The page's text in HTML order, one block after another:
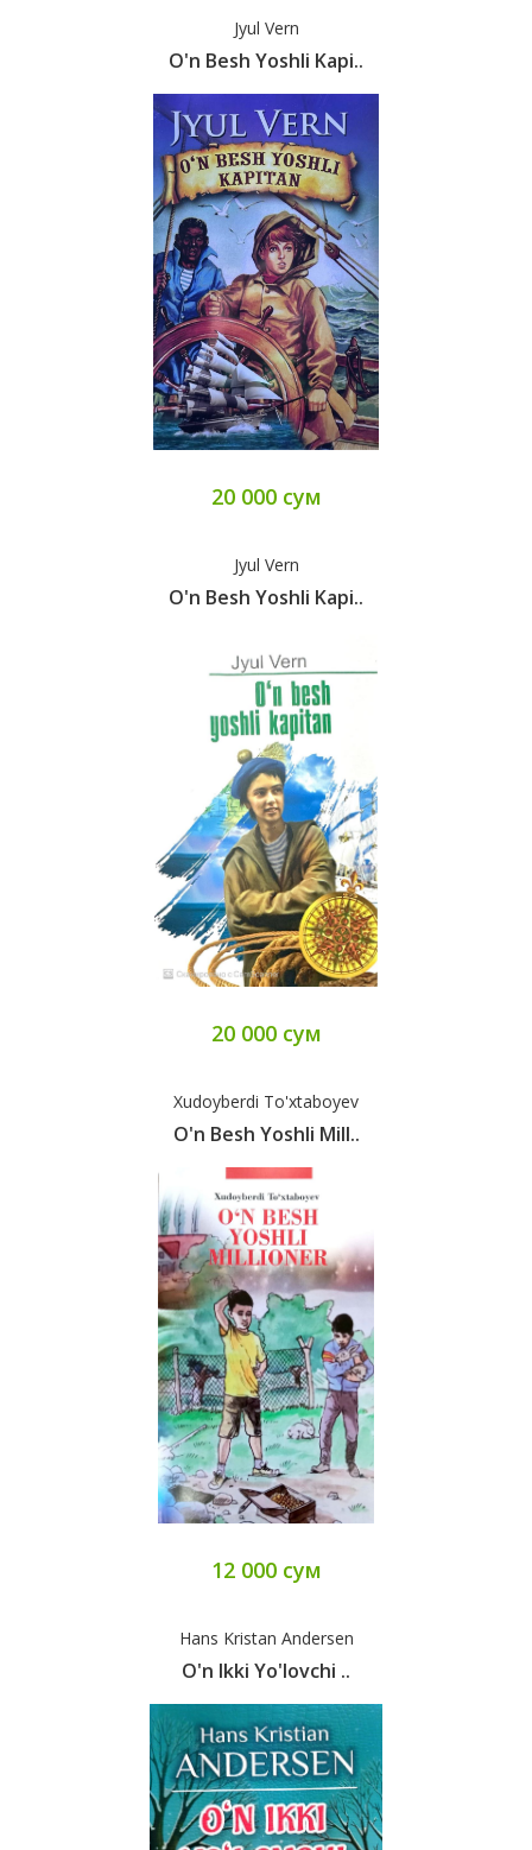
Jyul Vern
O'n Besh Yoshli Kapi..
20 000 сум
Jyul Vern
O'n Besh Yoshli Kapi..
20 000 сум
Xudoyberdi To'xtaboyev
O'n Besh Yoshli Mill..
12 000 сум
Hans Kristan Andersen
O'n Ikki Yo'lovchi ..